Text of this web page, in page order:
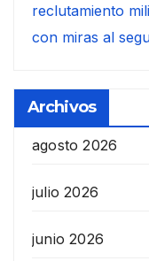
reclutamiento
con miras al
Archivos
agosto 2026
julio 2026
junio 2026